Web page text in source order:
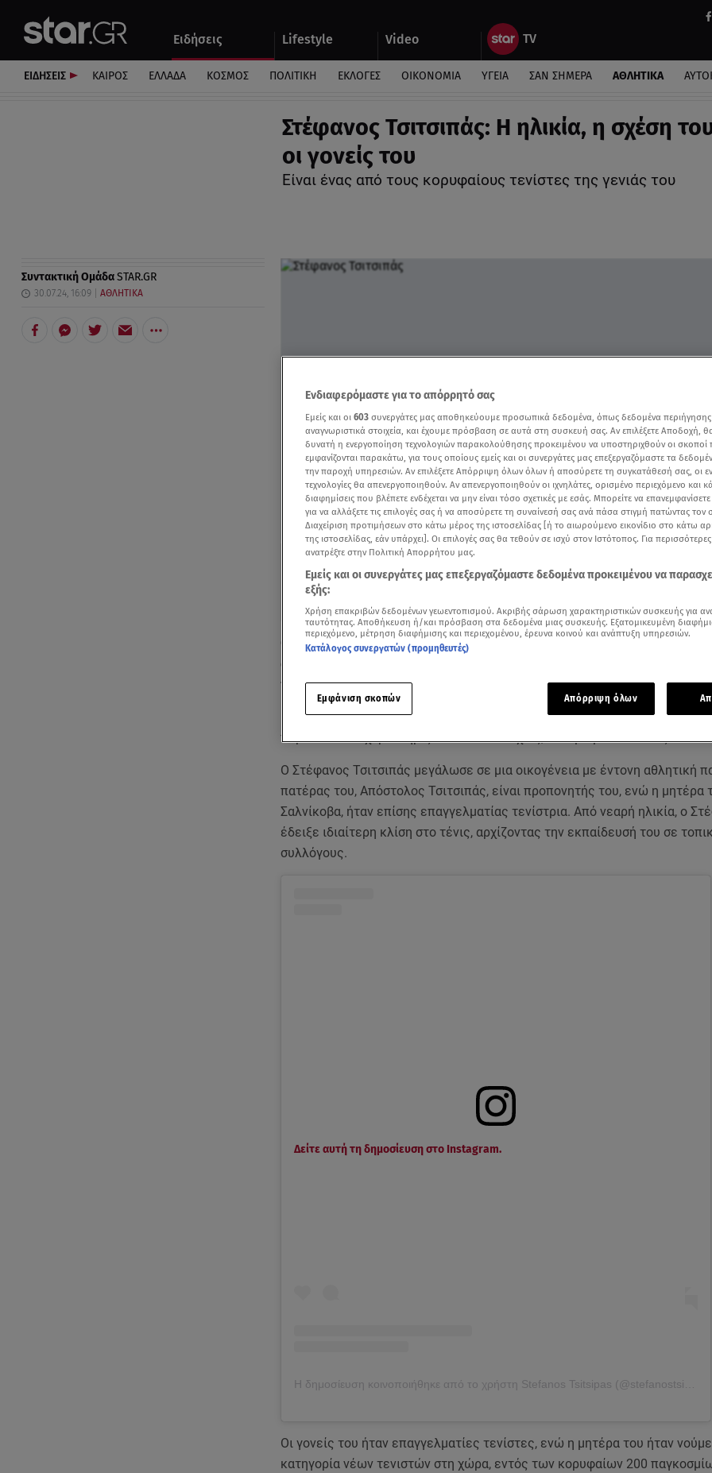
Ειδήσεις Lifestyle Video
Αυτοκίνητο
ΕΙΔΗΣΕΙΣ ΚΑΙΡΟΣ ΕΛΛΑΔΑ ΚΟΣΜΟΣ ΠΟΛΙΤΙΚΗ ΕΚΛΟΓΕΣ ΟΙΚΟΝΟΜΙΑ ΥΓΕΙΑ ΣΑΝ ΣΗΜΕΡΑ ΑΘΛΗΤΙΚΑ
Στέφανος Τσιτσιπάς: Η ηλικία, η σχέση
οι γονείς του
Είναι ένας από τους κορυφαίους τενίστες της γενιάς του
Συντακτική ΟμάδαSTAR.GR
30.07.24, 16:09 ΑΘΛΗΤΙΚΑ
Δείτε περισσότερα άρθρα μας στα αποτελέσματα αναζήτησης
Ο Στέφανος Τσιτσιπάς, γεννημένος στις 12 Αυγούστου 1998 στην Αθήνα,
από τους πιο διακεκριμένους Έλληνες αθλητές και ένας από τους
τενίστες της γενιάς του
Η άνοδος του 25χρονου αθλητή στον κόσμο του τένις είναι εντυπωσιακή,
πορεία του να χαρακτηρίζεται από επιτυχίες, δυναμισμό και πάθος.
Ο Στέφανος Τσιτσιπάς μεγάλωσε σε μια οικογένεια με έντονη αθλητική
πατέρας του, Απόστολος Τσιτσιπάς, είναι προπονητής του, ενώ η μητέρα
Σαλνίκοβα, ήταν επίσης επαγγελματίας τενίστρια. Από νεαρή ηλικία, ο
έδειξε ιδιαίτερη κλίση στο τένις, αρχίζοντας την εκπαίδευσή του σε
συλλόγους.
Δείτε αυτή τη δημοσίευση στο Instagram.
Η δημοσίευση κοινοποιήθηκε από το χρήστη Stefanos Tsitsipas (@stefanostsitsipas98)
Οι γονείς του ήταν επαγγελματίες τενίστες, ενώ η μητέρα του ήταν
κατηγορία νέων τενιστών στη χώρα, εντός των κορυφαίων 200
Ενδιαφερόμαστε για το απόρρητό σας
Εμείς και οι 603 συνεργάτες μας αποθηκεύουμε προσωπικά δεδομένα, όπως δεδομένα
αναγνωριστικά στοιχεία, και έχουμε πρόσβαση σε αυτά στη συσκευή σας. Αν επιλέξετε Αποδοχή,
δυνατή η ενεργοποίηση τεχνολογιών παρακολούθησης προκειμένου να υποστηριχθούν οι σκοποί
εμφανίζονται παρακάτω, για τους οποίους εμείς και οι συνεργάτες μας επεξεργαζόμαστε τα
την παροχή υπηρεσιών. Αν επιλέξετε Απόρριψη όλων όλων ή αποσύρετε τη συγκατάθεσή σας, οι
τεχνολογίες θα απενεργοποιηθούν. Αν απενεργοποιηθούν οι ιχνηλάτες, ορισμένο περιεχόμενο και
διαφημίσεις που βλέπετε ενδέχεται να μην είναι τόσο σχετικές με εσάς. Μπορείτε να
για να αλλάξετε τις επιλογές σας ή να αποσύρετε τη συναίνεσή σας ανά πάσα στιγμή πατώντας τον
Διαχείριση προτιμήσεων στο κάτω μέρος της ιστοσελίδας [ή το αιωρούμενο εικονίδιο στο κάτω
της ιστοσελίδας, εάν υπάρχει]. Οι επιλογές σας θα τεθούν σε ισχύ στον Ιστότοπος. Για
ανατρέξτε στην Πολιτική Απορρήτου μας.
Εμείς και οι συνεργάτες μας επεξεργαζόμαστε δεδομένα προκειμένου να
εξής:
Χρήση επακριβών δεδομένων γεωεντοπισμού. Ακριβής σάρωση χαρακτηριστικών συσκευής για
ταυτότητας. Αποθήκευση ή/και πρόσβαση στα δεδομένα μιας συσκευής. Εξατομικευμένη
περιεχόμενο, μέτρηση διαφήμισης και περιεχομένου, έρευνα κοινού και ανάπτυξη υπηρεσιών.
Κατάλογος συνεργατών (προμηθευτές)
Εμφάνιση σκοπών Απόρριψη όλων